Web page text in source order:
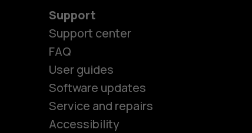
Support
Support center
FAQ
User guides
Software updates
Service and repairs
Accessibility